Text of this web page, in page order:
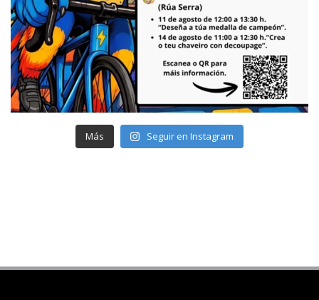
Más Seguir en Instagram